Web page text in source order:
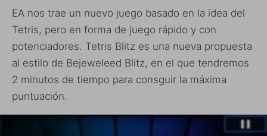
EA nos trae un nuevo juego basado en la idea del
Tetris, pero en forma de juego rápido y con
potenciadores. Tetris Blitz es una nueva propuesta
al estilo de Bejeweleed Blitz, en el que tendremos
2 minutos de tiempo para consguir la máxima
puntuación.